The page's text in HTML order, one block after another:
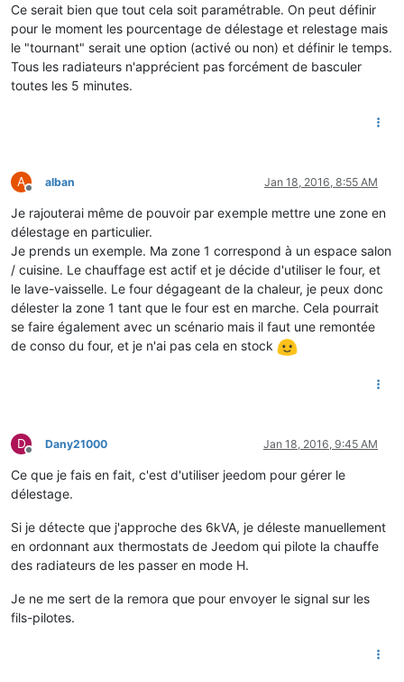
Ce serait bien que tout cela soit paramétrable. On peut définir
pour le moment les pourcentage de délestage et relestage mais
le "tournant" serait une option (activé ou non) et définir le temps.
Tous les radiateurs n'apprécient pas forcément de basculer
toutes les 5 minutes.
A
Offline
alban Jan 18, 2016, 8:55 AM
Je rajouterai même de pouvoir par exemple mettre une zone en
délestage en particulier.
Je prends un exemple. Ma zone 1 correspond à un espace salon
/ cuisine. Le chauffage est actif et je décide d'utiliser le four, et
le lave-vaisselle. Le four dégageant de la chaleur, je peux donc
délester la zone 1 tant que le four est en marche. Cela pourrait
se faire également avec un scénario mais il faut une remontée
de conso du four, et je n'ai pas cela en stock
D
Offline
Dany21000 Jan 18, 2016, 9:45 AM
Ce que je fais en fait, c'est d'utiliser jeedom pour gérer le
délestage.
Si je détecte que j'approche des 6kVA, je déleste manuellement
en ordonnant aux thermostats de Jeedom qui pilote la chauffe
des radiateurs de les passer en mode H.
Je ne me sert de la remora que pour envoyer le signal sur les
fils-pilotes.